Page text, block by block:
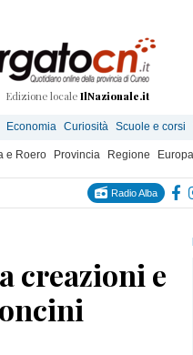
Edizione locale IlNazionale.it
Economia Curiosità Scuole e corsi
e Roero Provincia Regione Europa
Radio Alba
creazioni e